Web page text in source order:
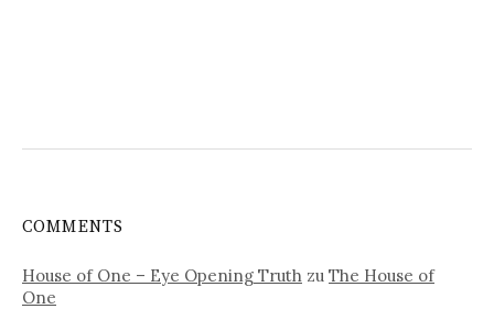
COMMENTS
House of One – Eye Opening Truth zu The House of
One